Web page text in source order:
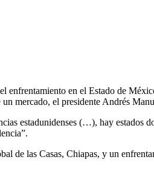
enfrentamiento en el Estado de
mercado, el presidente Andrés
estadunidenses (…), hay
de las Casas, Chiapas, y un